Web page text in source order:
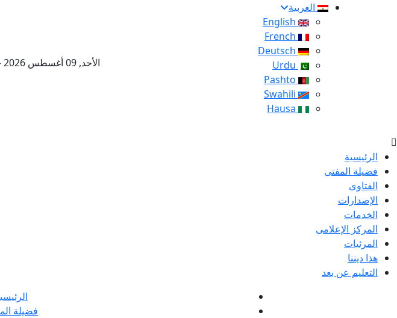
العربية
الأحد, 09 أغسطس 2026 – 26 صفر 1448 هـ
الرئيسية
فضيلة المفتى
الفتاوى
الإصدارات
الخدمات
المركز الإعلامى
المرئيات
هذا ديننا
التعليم عن بعد
فضيلة